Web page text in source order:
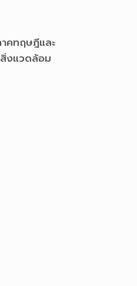
คทฤษฎีและ
งแวดล้อม